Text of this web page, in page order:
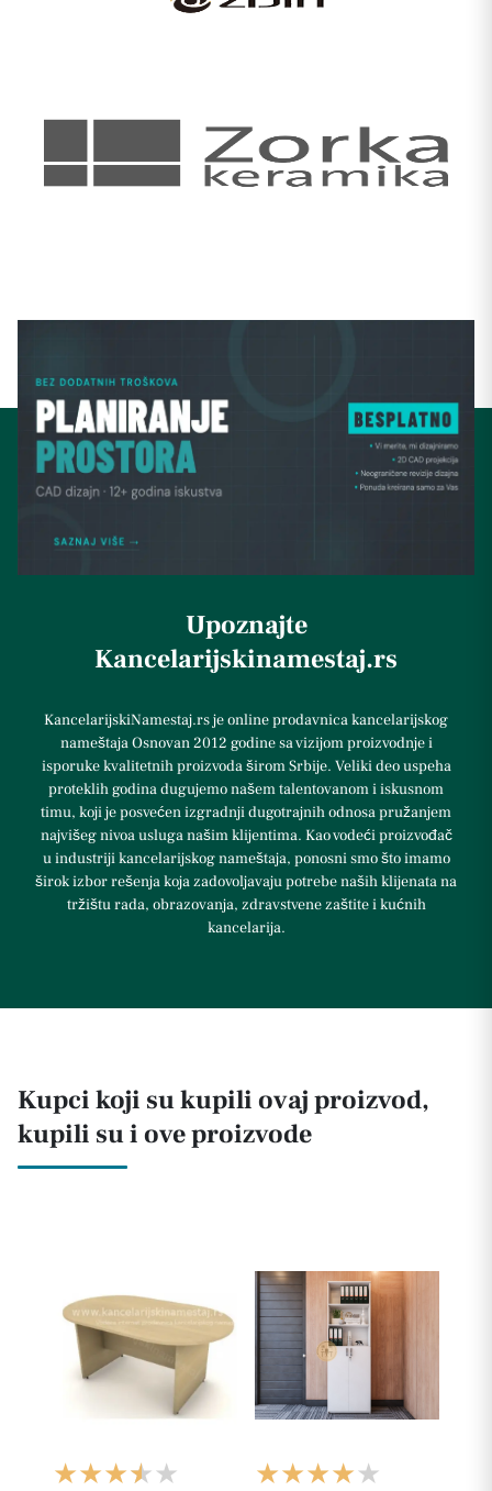
Upoznajte
Kancelarijskinamestaj.rs
KancelarijskiNamestaj.rs je online prodavnica kancelarijskog
nameštaja Osnovan 2012 godine sa vizijom proizvodnje i
isporuke kvalitetnih proizvoda širom Srbije. Veliki deo uspeha
proteklih godina dugujemo našem talentovanom i iskusnom
timu, koji je posvećen izgradnji dugotrajnih odnosa pružanjem
najvišeg nivoa usluga našim klijentima. Kao vodeći proizvođač
u industriji kancelarijskog nameštaja, ponosni smo što imamo
širok izbor rešenja koja zadovoljavaju potrebe naših klijenata na
tržištu rada, obrazovanja, zdravstvene zaštite i kućnih
kancelarija.
Kupci koji su kupili ovaj proizvod,
kupili su i ove proizvode